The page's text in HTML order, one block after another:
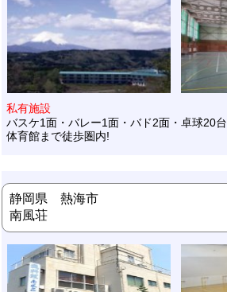
私有施設
バスケ1面・バレー1面・バド2面・卓球20台
体育館まで徒歩圏内!
静岡県 熱海市
南風荘